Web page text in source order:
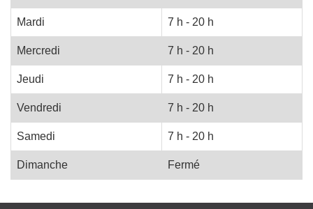
Mardi 7 h - 20 h
Mercredi 7 h - 20 h
Jeudi 7 h - 20 h
Vendredi 7 h - 20 h
Samedi 7 h - 20 h
Dimanche Fermé